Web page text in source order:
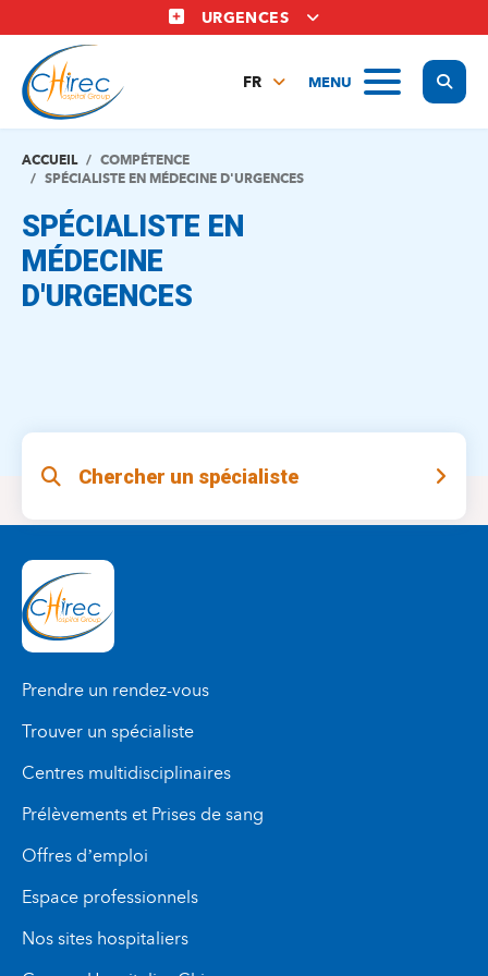
au
contenu
principal
URGENCES
MENU
FR
ACCUEIL
COMPÉTENCE
SPÉCIALISTE EN MÉDECINE D'URGENCES
SPÉCIALISTE EN
MÉDECINE
D'URGENCES
Chercher un spécialiste
Prendre un rendez-vous
Trouver un spécialiste
Centres multidisciplinaires
Prélèvements et Prises de sang
Offres d’emploi
Espace professionnels
Nos sites hospitaliers